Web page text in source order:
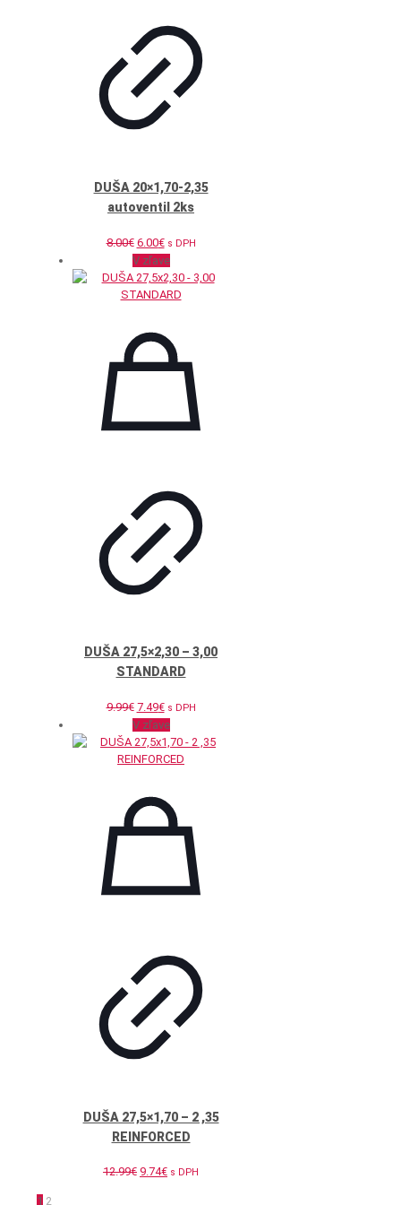
DUŠA 20×1,70-2,35
autoventil 2ks
8.00€ Pôvodná
cena
bola:
8.00€.
6.00€Aktuálna
cena
je:
6.00€.
s DPH
V zľave
DUŠA 27,5×2,30 – 3,00
STANDARD
9.99€ Pôvodná
cena
bola:
9.99€.
7.49€Aktuálna
cena
je:
7.49€.
s DPH
V zľave
DUŠA 27,5×1,70 – 2 ,35
REINFORCED
12.99€ Pôvodná
9.74€Aktuálna
s DPH
1 2